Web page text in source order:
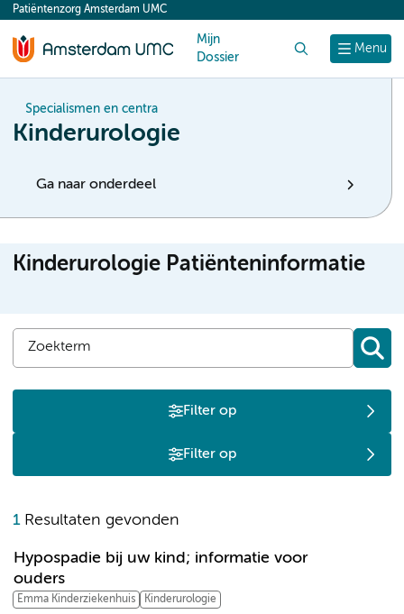
content
Menu
Patiëntenzorg Amsterdam UMC
Mijn
Dossier
Specialismen en centra
Kinderurologie
Ga naar onderdeel
Kinderurologie Patiënteninformatie
Filter op
Filter op
1Resultaten gevonden
Hypospadie bij uw kind; informatie voor
ouders
Emma Kinderziekenhuis Kinderurologie